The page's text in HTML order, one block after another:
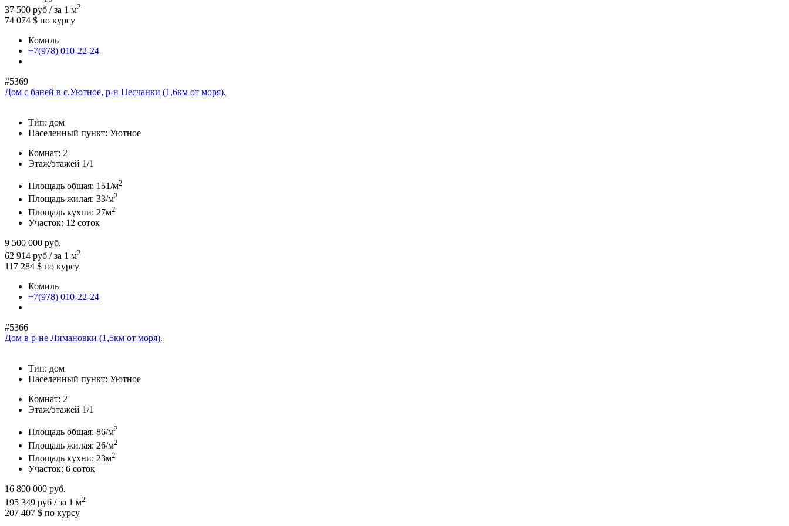
37 500 руб / за 1 м2
74 074 $ по курсу
Комиль
+7(978) 010-22-24
#5369
Дом с баней в с.Уютное, р-н Песчанки (1,6км от моря).
Тип: дом
Населенный пункт: Уютное
Комнат: 2
Этаж/этажей 1/1
Площадь общая: 151/м2
Площадь жилая: 33/м2
Площадь кухни: 27м2
Участок: 12 соток
9 500 000 руб.
62 914 руб / за 1 м2
117 284 $ по курсу
Комиль
+7(978) 010-22-24
#5366
Дом в р-не Лимановки (1,5км от моря).
Тип: дом
Населенный пункт: Уютное
Комнат: 2
Этаж/этажей 1/1
Площадь общая: 86/м2
Площадь жилая: 26/м2
Площадь кухни: 23м2
Участок: 6 соток
16 800 000 руб.
195 349 руб / за 1 м2
207 407 $ по курсу